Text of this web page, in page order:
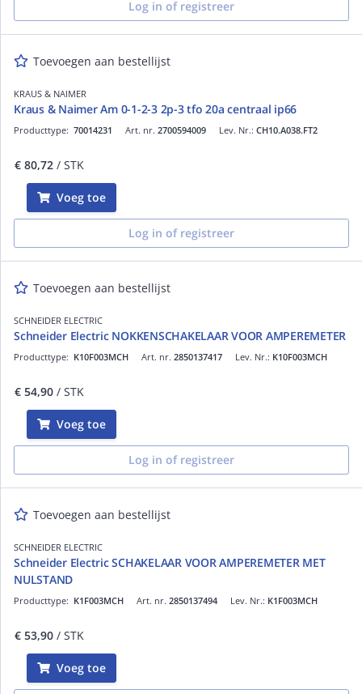
Log in of registreer
Toevoegen aan bestellijst
KRAUS & NAIMER
Kraus & Naimer Am 0-1-2-3 2p-3 tfo 20a centraal ip66
Art. nr. 2700594009
Producttype: 70014231 Lev. Nr.: CH10.A038.FT2
€ 80,72 / STK
Voeg toe
Log in of registreer
Toevoegen aan bestellijst
SCHNEIDER ELECTRIC
Schneider Electric NOKKENSCHAKELAAR VOOR AMPEREMETER
Art. nr. 2850137417
Producttype: K10F003MCH Lev. Nr.: K10F003MCH
€ 54,90 / STK
Voeg toe
Log in of registreer
Toevoegen aan bestellijst
SCHNEIDER ELECTRIC
Schneider Electric SCHAKELAAR VOOR AMPEREMETER MET
NULSTAND
Art. nr. 2850137494
Producttype: K1F003MCH Lev. Nr.: K1F003MCH
€ 53,90 / STK
Voeg toe